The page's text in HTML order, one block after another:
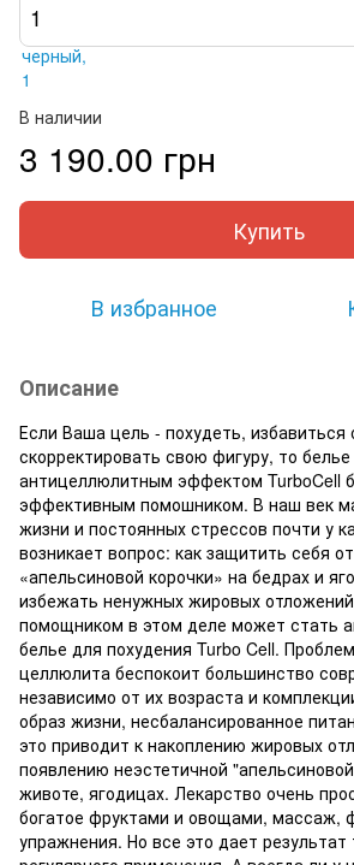
1
В наличии
3 190.00 грн
Купить
В избранное
Описание
Если Ваша цель - похудеть, избавиться
скорректировать свою фигуру, то
антицеллюлитным эффектом TurboCell
эффективным помошником. В наш век
жизни и постоянных стрессов почти у
возникает вопрос: как защитить себя
«апельсиновой корочки» на бедрах и
избежать ненужных жировых
помощником в этом деле может стать
белье для похудения Turbo Cell.
целлюлита беспокоит большинство
независимо от их возраста и
образ жизни, несбалансированное
это приводит к накоплению жировых
появлению неэстетичной
животе, ягодицах. Лекарство очень
богатое фруктами и овощами, массаж,
упражнения. Но все это дает результат